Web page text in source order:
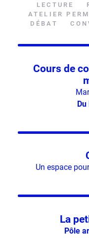
LECTURE
ATELIER
DÉBAT
Cours de
Un espace
La
Pôle